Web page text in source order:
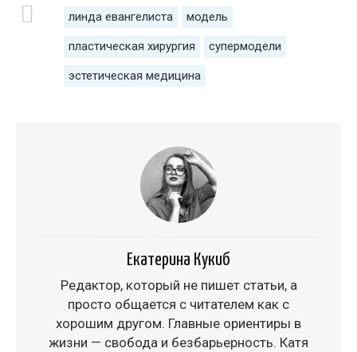
линда евангелиста модель
пластическая хирургия супермодели
эстетическая медицина
Екатерина Кукиб
Редактор, который не пишет статьи, а
просто общается с читателем как с
хорошим другом. Главные ориентиры в
жизни — свобода и безбарьерность. Катя